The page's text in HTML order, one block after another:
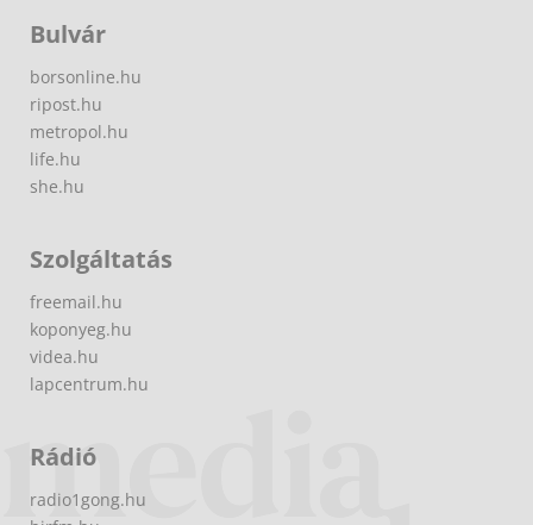
Bulvár
borsonline.hu
ripost.hu
metropol.hu
life.hu
she.hu
Szolgáltatás
freemail.hu
koponyeg.hu
videa.hu
lapcentrum.hu
Rádió
radio1gong.hu